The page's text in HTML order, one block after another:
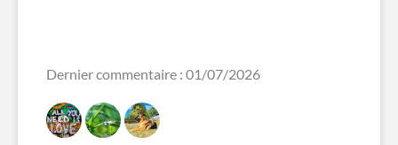
Dernier commentaire : 01/07/2026